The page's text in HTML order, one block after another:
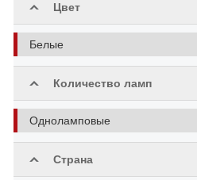
Цвет
Белые
Количество ламп
Одноламповые
Страна